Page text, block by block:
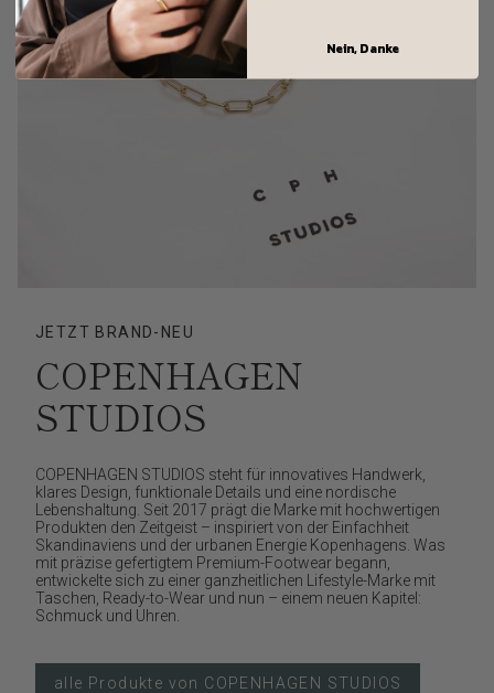
JETZT BRAND-NEU
COPENHAGEN
STUDIOS
COPENHAGEN STUDIOS steht für innovatives Handwerk,
klares Design, funktionale Details und eine nordische
Lebenshaltung. Seit 2017 prägt die Marke mit hochwertigen
Produkten den Zeitgeist – inspiriert von der Einfachheit
Skandinaviens und der urbanen Energie Kopenhagens. Was
mit präzise gefertigtem Premium-Footwear begann,
entwickelte sich zu einer ganzheitlichen Lifestyle-Marke mit
Taschen, Ready-to-Wear und nun – einem neuen Kapitel:
Schmuck und Uhren.
alle Produkte von COPENHAGEN STUDIOS
Nein, Danke